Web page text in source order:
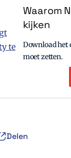
Waarom
kijken
Download het
moet zetten.
Delen